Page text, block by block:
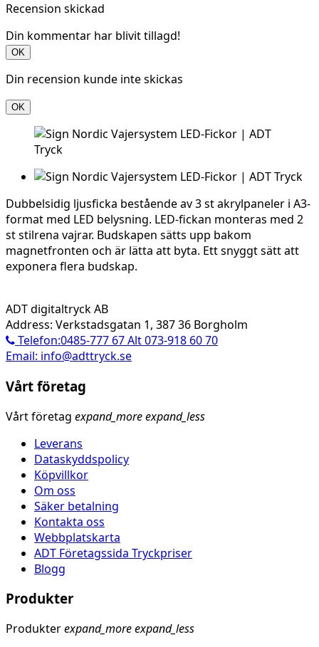
Recension skickad
Din kommentar har blivit tillagd!
OK
Din recension kunde inte skickas
OK
Dubbelsidig ljusficka bestående av 3 st akrylpaneler i A3-
format med LED belysning. LED-fickan monteras med 2
st stilrena vajrar. Budskapen sätts upp bakom
magnetfronten och är lätta att byta. Ett snyggt sätt att
exponera flera budskap.
ADT digitaltryck AB
Address: Verkstadsgatan 1, 387 36 Borgholm
Telefon:0485-777 67 Alt 073-918 60 70
Email: info@adttryck.se
Vårt företag
Vårt företag expand_moreexpand_less
Leverans
Dataskyddspolicy
Köpvillkor
Om oss
Säker betalning
Kontakta oss
Webbplatskarta
ADT Företagssida Tryckpriser
Blogg
Produkter
Produkterexpand_moreexpand_less